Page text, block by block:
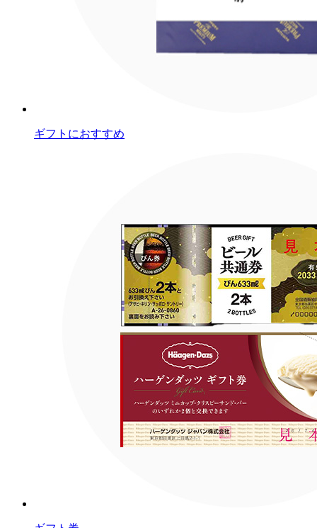
ギフトにおすすめ